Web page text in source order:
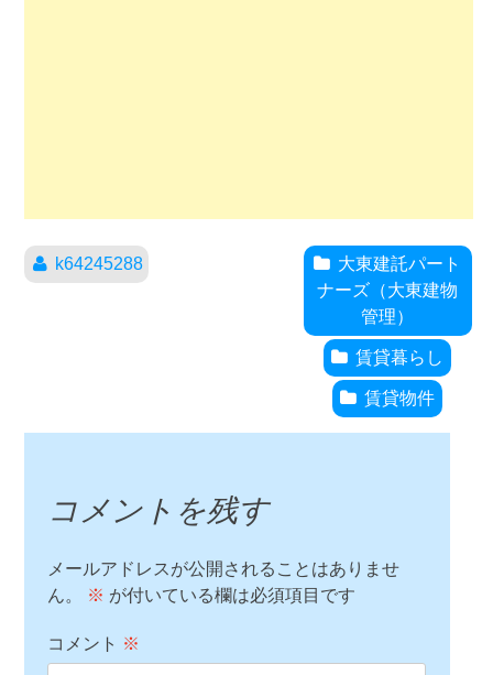
k64245288
大東建託パート
ナーズ（大東建物
管理）
賃貸暮らし
賃貸物件
コメントを残す
メールアドレスが公開されることはありませ
ん。
※ が付いている欄は必須項目です
コメント ※